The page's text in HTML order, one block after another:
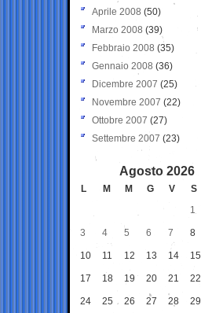
Aprile 2008 (50)
Marzo 2008 (39)
Febbraio 2008 (35)
Gennaio 2008 (36)
Dicembre 2007 (25)
Novembre 2007 (22)
Ottobre 2007 (27)
Settembre 2007 (23)
Agosto 2026
L M M G V S
1
3 4 5 6 7 8
10 11 12 13 14 15
17 18 19 20 21 22
24 25 26 27 28 29